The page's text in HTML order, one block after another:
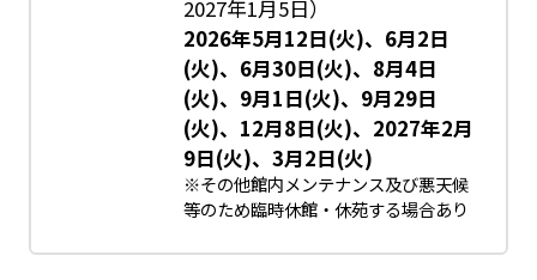
2027年1月5日）
2026年5月12日(火)、6月2日
(火)、6月30日(火)、8月4日
(火)、9月1日(火)、9月29日
(火)、12月8日(火)、2027年2月
9日(火)、3月2日(火)
※その他館内メンテナンス及び悪天候
等のため臨時休館・休苑する場合あり